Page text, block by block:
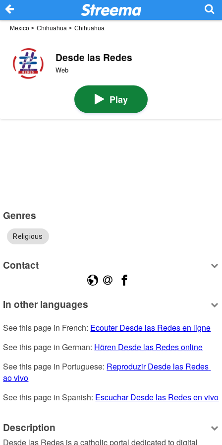
Mexico > Chihuahua > Chihuahua
Desde las Redes
Web
Play
Genres
Religious
Contact
In other languages
See this page in French: Ecouter Desde las Redes en ligne
See this page in German: Hören Desde las Redes online
See this page in Portuguese: Reproduzir Desde las Redes
ao vivo
See this page in Spanish: Escuchar Desde las Redes en vivo
Description
Desde las Redes is a catholic portal dedicated to digital